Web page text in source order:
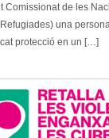
Comissionat de les
una
protecció en un […]